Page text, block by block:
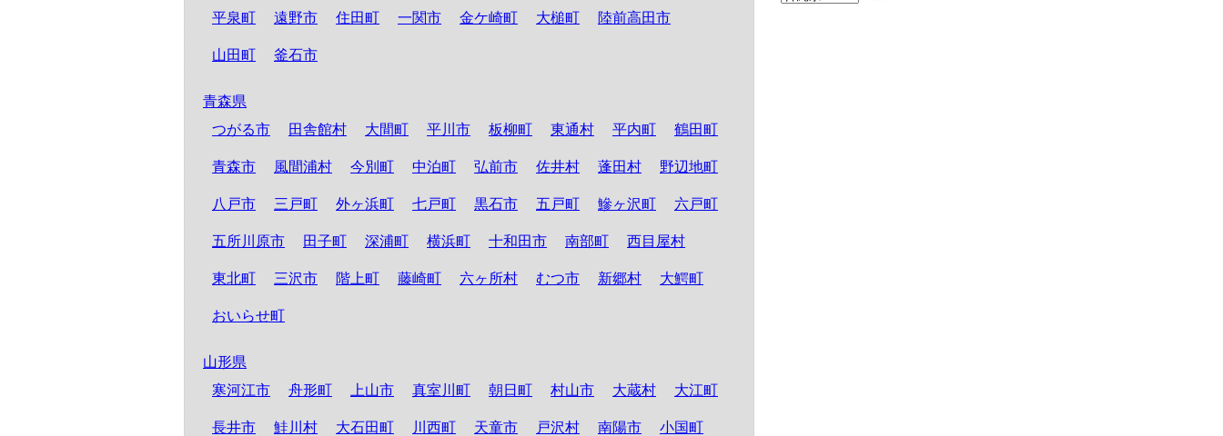
平泉町 遠野市 住田町 一関市 金ケ崎町 大槌町 陸前高田市
山田町 釜石市
青森県
つがる市
田舎館村 大間町 平川市 板柳町 東通村 平内町 鶴田町
青森市 風間浦村 今別町 中泊町 弘前市 佐井村 蓬田村 野辺地町
八戸市 三戸町 外ヶ浜町 七戸町 黒石市 五戸町 鰺ヶ沢町 六戸町
五所川原市 田子町 深浦町 横浜町 十和田市 南部町 西目屋村
東北町 三沢市 階上町 藤崎町 六ヶ所村 むつ市 新郷村 大鰐町
おいらせ町
山形県
寒河江市
舟形町 上山市 真室川町 朝日町 村山市 大蔵村 大江町
長井市 鮭川村 大石田町 川西町 天童市 戸沢村 南陽市 小国町